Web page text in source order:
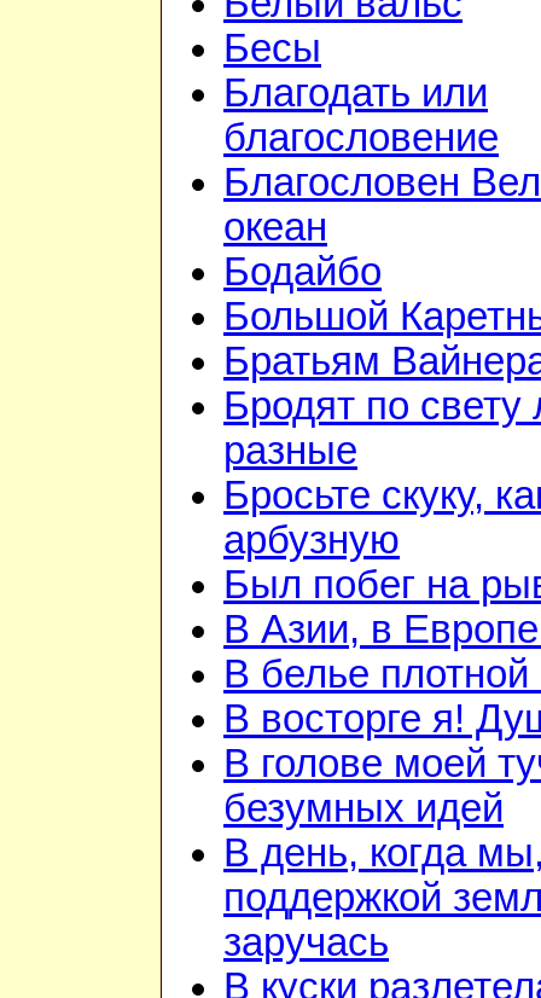
Бесы
Благодать или
благословение
Благословен
океан
Бодайбо
Большой
Братьям
Бродят по свету
разные
Бросьте скуку,
арбузную
Был побег на
В Азии, в
В белье плотной
В восторге я!
В голове моей
безумных идей
В день, когда
поддержкой
заручась
В куски